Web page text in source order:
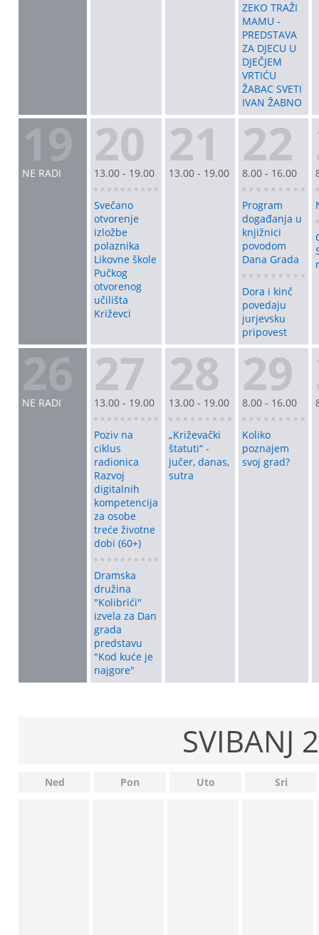
ZEKO TRAŽI
MAMU -
PREDSTAVA
ZA DJECU U
DJEČJEM
VRTIĆU
ŽABAC SVETI
IVAN ŽABNO
NE RADI 20
13.00 - 19.00
Svečano
otvorenje
izložbe
polaznika
Likovne škole
Pučkog
otvorenog
učilišta
Križevci
21
13.00 - 19.00 22
8.00 - 16.00
Program
događanja u
knjižnici
povodom
Dana Grada
Dora i kinč
povedaju
jurjevsku
pripovest
NE RADI 27
13.00 - 19.00
Poziv na
ciklus
radionica
Razvoj
digitalnih
kompetencija
za osobe
treće životne
dobi (60+)
Dramska
družina
"Kolibrići"
izvela za Dan
grada
predstavu
"Kod kuće je
najgore"
28
13.00 - 19.00
„Križevački
štatuti“ -
jučer, danas,
sutra
29
8.00 - 16.00
Koliko
poznajem
svoj grad?
SVIBANJ
Ned Pon Uto Sri